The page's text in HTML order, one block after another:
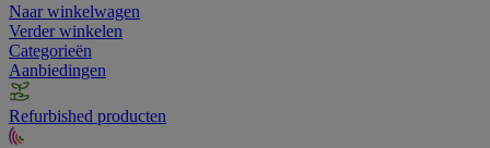
Naar winkelwagen
Verder winkelen
Categorieën
Aanbiedingen
Refurbished producten